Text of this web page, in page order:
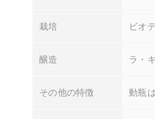
栽培 ビオ
醸造 ラ・
その他の特徴 動瓶